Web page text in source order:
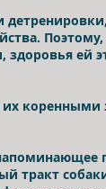
ей
их
тракт